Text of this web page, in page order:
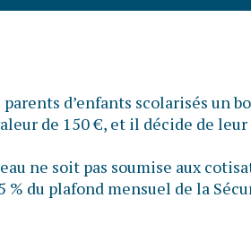
d’enfants scolarisés un
de 150 €, et il décide de
ne soit pas soumise aux
% du plafond mensuel de la